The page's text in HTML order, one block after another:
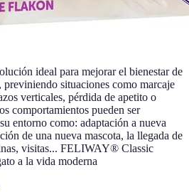
ideal para mejorar el bienestar de
previniendo situaciones como marcaje
verticales, pérdida de apetito o
comportamientos pueden ser
entorno como: adaptación a nueva
de una nueva mascota, la llegada de
visitas... FELIWAY® Classic
a la vida moderna